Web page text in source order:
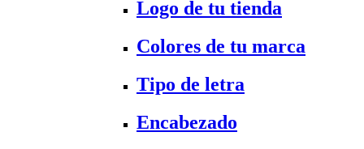
Logo de tu tienda
Colores de tu marca
Tipo de letra
Encabezado